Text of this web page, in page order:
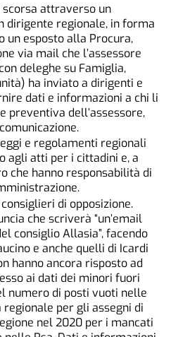
attraverso un
dirigente regionale, in forma
un esposto alla Procura,
via mail che l’assessore
deleghe su Famiglia,
ha inviato a dirigenti e
dati e informazioni a chi li
preventiva dell’assessore,
e regolamenti regionali
agli atti per i cittadini e, a
che hanno responsabilità di
di opposizione.
che scriverà “un’email
consiglio Allasia”, facendo
e anche quelli di Icardi
hanno ancora risposto ad
ai dati dei minori fuori
numero di posti vuoti nelle
regionale per gli assegni di
nel 2020 per i mancati